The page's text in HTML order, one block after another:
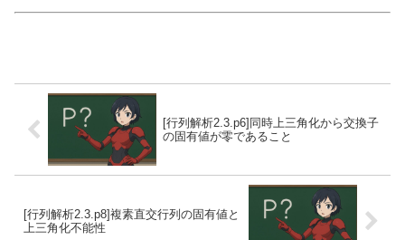
[行列解析2.3.p6]同時上三角化から交換子
の固有値が零であること
[行列解析2.3.p8]複素直交行列の固有値と
上三角化不能性